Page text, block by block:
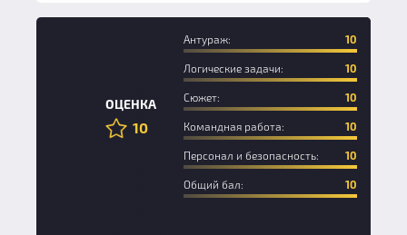
ОЦЕНКА
10
Антураж: 10
Логические задачи: 10
Сюжет: 10
Командная работа: 10
Персонал и безопасность: 10
Общий бал: 10